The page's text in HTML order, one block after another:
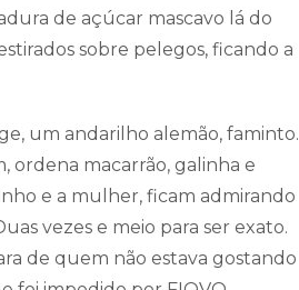
de açúcar mascavo lá do
sobre pelegos, ficando a
um andarilho alemão, faminto.
ordena macarrão, galinha e
e a mulher, ficam admirando
vezes e meio para ser exato.
de quem não estava gostando